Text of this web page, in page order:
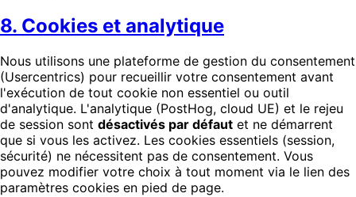
8. Cookies et analytique
Nous utilisons une plateforme de gestion du consentement
(Usercentrics) pour recueillir votre consentement avant
l'exécution de tout cookie non essentiel ou outil
d'analytique. L'analytique (PostHog, cloud UE) et le rejeu
de session sont désactivés par défaut et ne démarrent
que si vous les activez. Les cookies essentiels (session,
sécurité) ne nécessitent pas de consentement. Vous
pouvez modifier votre choix à tout moment via le lien des
paramètres cookies en pied de page.